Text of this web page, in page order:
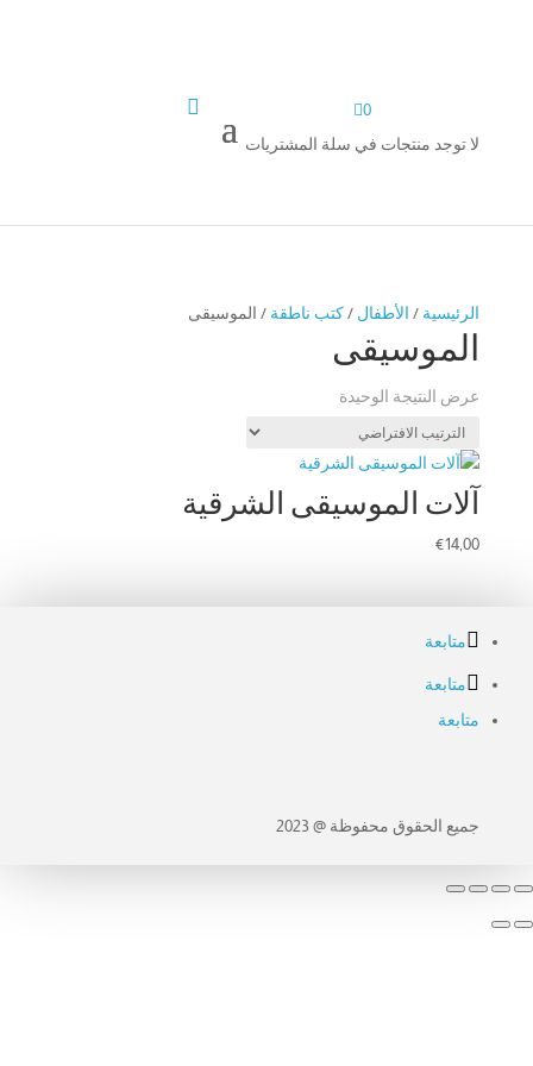
0
لا توجد منتجات في سلة المشتريات

الرئيسية / الأطفال /كتب ناطقة / الموسيقى
الموسيقى
عرض النتيجة الوحيدة
آلات الموسيقى الشرقية
€14,00
متابعة
متابعة
متابعة
جميع الحقوق محفوظة @ 2023